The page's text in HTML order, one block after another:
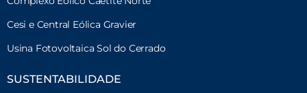
Cesi e Central Eólica Gravier
Usina Fotovoltaica Sol do Cerrado
SUSTENTABILIDADE